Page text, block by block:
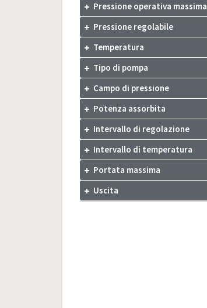
Pressione operativa massima
Pressione regolabile
Temperatura
Tipo di pompa
Campo di pressione
Potenza assorbita
Intervallo di regolazione
Intervallo di temperatura
Portata massima
Uscita